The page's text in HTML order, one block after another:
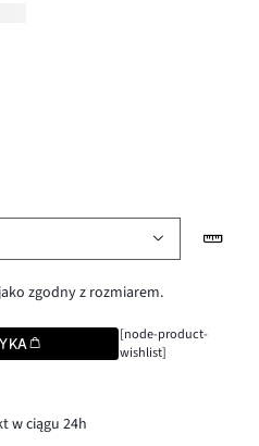
zgodny z rozmiarem.
[node-product-
wishlist]
w ciągu 24h